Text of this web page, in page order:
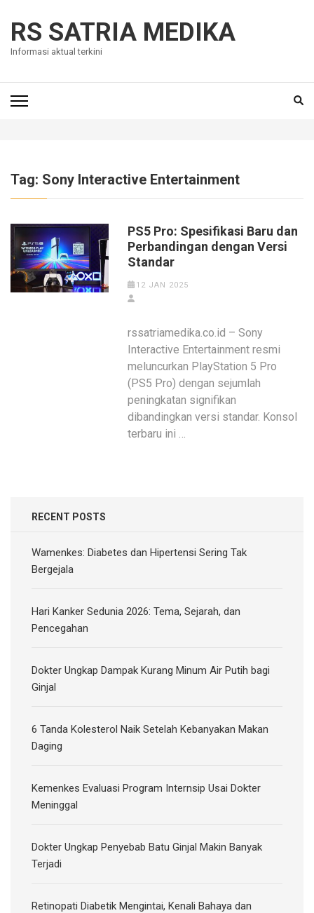
content
(Press
RS SATRIA MEDIKA
Informasi aktual terkini
Tag: Sony Interactive Entertainment
PS5 Pro: Spesifikasi Baru dan
Perbandingan dengan Versi
Standar
12 JAN 2025
rssatriamedika.co.id – Sony
Interactive Entertainment resmi
meluncurkan PlayStation 5 Pro
(PS5 Pro) dengan sejumlah
peningkatan signifikan
dibandingkan versi standar. Konsol
terbaru ini …
RECENT POSTS
Wamenkes: Diabetes dan Hipertensi Sering Tak
Bergejala
Hari Kanker Sedunia 2026: Tema, Sejarah, dan
Pencegahan
Dokter Ungkap Dampak Kurang Minum Air Putih bagi
Ginjal
6 Tanda Kolesterol Naik Setelah Kebanyakan Makan
Daging
Kemenkes Evaluasi Program Internsip Usai Dokter
Meninggal
Dokter Ungkap Penyebab Batu Ginjal Makin Banyak
Terjadi
Retinopati Diabetik Mengintai, Kenali Bahaya dan